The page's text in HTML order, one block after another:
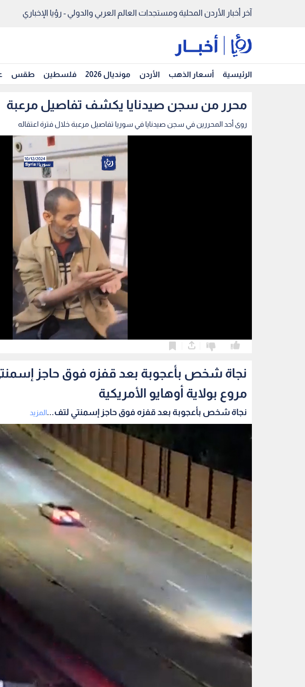
آخر أخبار الأردن المحلية ومستجدات العالم العربي والدولي - رؤيا الإخباري
الرئيسية أسعار الذهب الأردن مونديال 2026 فلسطين طقس
محرر من سجن صيدنايا يكشف تفاصيل مرعبة
روى أحد المحررين في سجن صيدنايا في سوريا تفاصيل مرعبة خلال فترة اعتقاله
نجاة شخص بأعجوبة بعد قفزه فوق حاجز
مروع بولاية أوهايو الأمريكية
نجاة شخص بأعجوبة بعد قفزه فوق حاجز إسمنتي لتف...المزيد